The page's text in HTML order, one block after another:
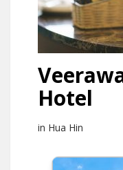
Hotel
in Hua Hin